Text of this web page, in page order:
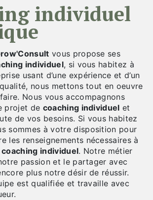
vous propose ses
individuel, si vous habitez à
usant d’une expérience et d’un
nous mettons tout en oeuvre
Nous vous accompagnons
projet de coaching individuel et
de vos besoins. Si vous habitez
sommes à votre disposition pour
les renseignements nécessaires à
coaching individuel. Notre métier
passion et le partager avec
plus notre désir de réussir.
est qualifiée et travaille avec